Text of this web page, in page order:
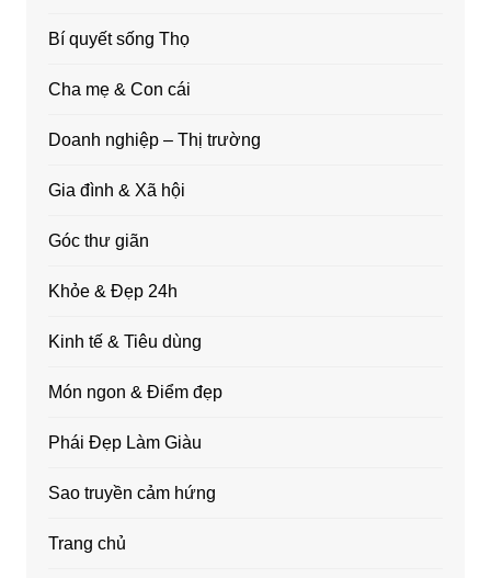
Bí quyết sống Thọ
Cha mẹ & Con cái
Doanh nghiệp – Thị trường
Gia đình & Xã hội
Góc thư giãn
Khỏe & Đẹp 24h
Kinh tế & Tiêu dùng
Món ngon & Điểm đẹp
Phái Đẹp Làm Giàu
Sao truyền cảm hứng
Trang chủ